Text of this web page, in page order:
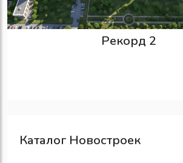
Рекорд 2
Каталог Новостроек